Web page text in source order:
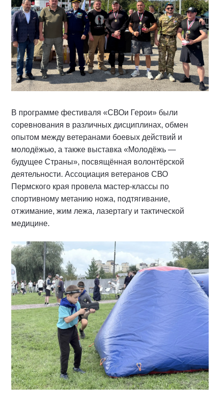
В программе фестиваля «СВОи Герои» были
соревнования в различных дисциплинах, обмен
опытом между ветеранами боевых действий и
молодёжью, а также выставка «Молодёжь —
будущее Страны», посвящённая волонтёрской
деятельности. Ассоциация ветеранов СВО
Пермского края провела мастер-классы по
спортивному метанию ножа, подтягивание,
отжимание, жим лежа, лазертагу и тактической
медицине.